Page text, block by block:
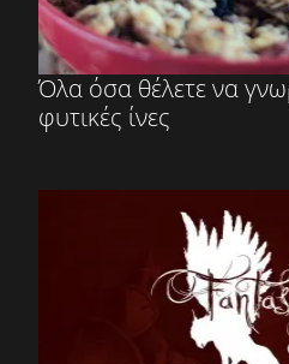
Όλα όσα θέλετε να
φυτικές ίνες